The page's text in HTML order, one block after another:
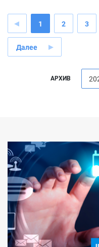
1 2 3
Далее
АРХИВ